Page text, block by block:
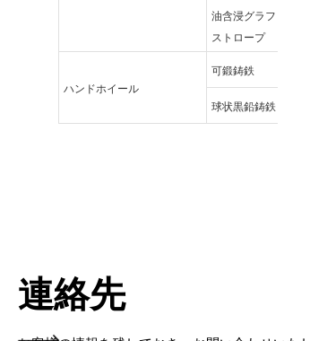
油含浸グラファイトアスベ
ストロープ
ハンドホイール
可鍛鋳鉄
球状黒鉛鋳鉄
連絡先